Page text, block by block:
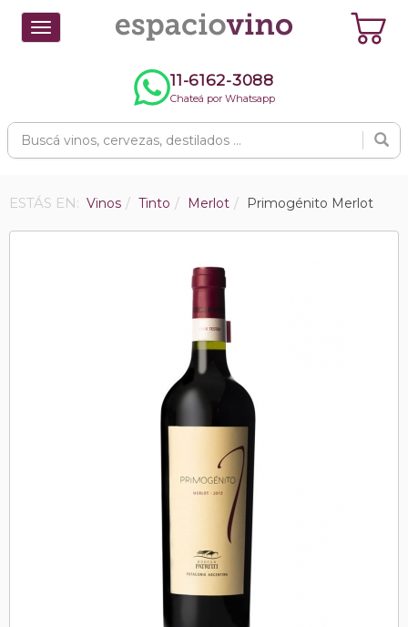
Toggle
navigation
11-6162-3088
Chateá por Whatsapp
ESTÁS EN: Vinos Tinto Merlot Primogénito Merlot